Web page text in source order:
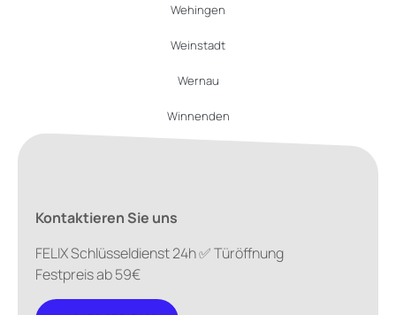
Wehingen
Weinstadt
Wernau
Winnenden
Kontaktieren Sie uns
FELIX Schlüsseldienst 24h ✅ Türöffnung
Festpreis ab 59€